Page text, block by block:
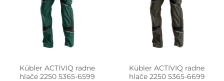
Kübler ACTIVIQ radne
hlače 2250 5365-6599
Kübler ACTIVIQ radne
hlače 2250 5365-6699